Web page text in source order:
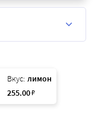
Вкус: лимон
255.00₽